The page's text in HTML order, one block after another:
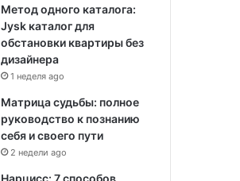
Метод одного каталога:
Jysk каталог для
обстановки квартиры без
дизайнера
1 неделя ago
Матрица судьбы: полное
руководство к познанию
себя и своего пути
2 недели ago
Нарцисс: 7 способов